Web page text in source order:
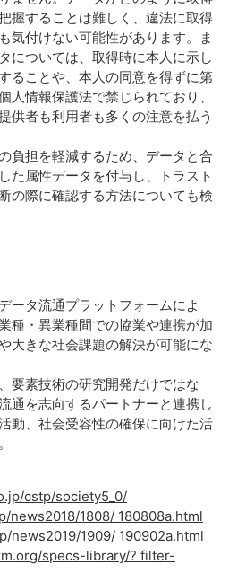
握することは難しく、違法に取得
気付けない可能性があります。ま
については、取得時に本人に示し
ることや、本人の同意を得ずに第
人情報保護法で禁じられており、
供者も利用者も多くの注意を払う
負担を軽減するため、データと合
た属性データを付与し、トラスト
の際に確認する方法についても検
ータ流通プラットフォームによ
種・異業種間での協業や連携が加
大きな社会課題の解決が可能にな
要素技術の研究開発だけではな
通を志向するパートナーと連携し
動、社会受容性の確保に向けた活
cstp/society5_0/
news2018/1808/ 180808a.html
news2019/1909/ 190902a.html
specs-library/? filter-